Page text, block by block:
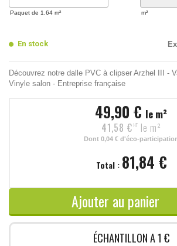
Paquet de 1.64 m² m²
En stock
Découvrez notre dalle PVC à clipser Arzhel III -
Vinyle salon - Entreprise française
49,90 € le m²
41,58 € HT le m²
Dont 0,04 € d'éco-
Total : 81,84 €
Ajouter au panier
ÉCHANTILLON A 1 €